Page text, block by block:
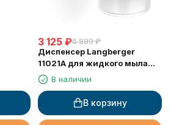
3 125 ₽6 880 ₽
Диспенсер Langberger
11021A для жидкого мыла
стеклянный к стене круглый
В наличии
В корзину